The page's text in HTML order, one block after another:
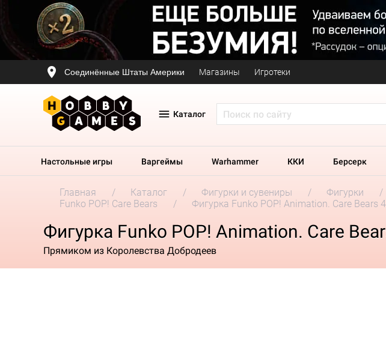
Соединённые Штаты Америки Магазины Игротеки
Каталог
Настольные игры Варгеймы Warhammer ККИ Берсерк
Главная Каталог Фигурки и сувениры Фигурки
Funko POP! Care Bears
Фигурка Funko POP! Animation. Care Bears
Фигурка Funko POP! Animation. Care
Прямиком из Королевства Добродеев